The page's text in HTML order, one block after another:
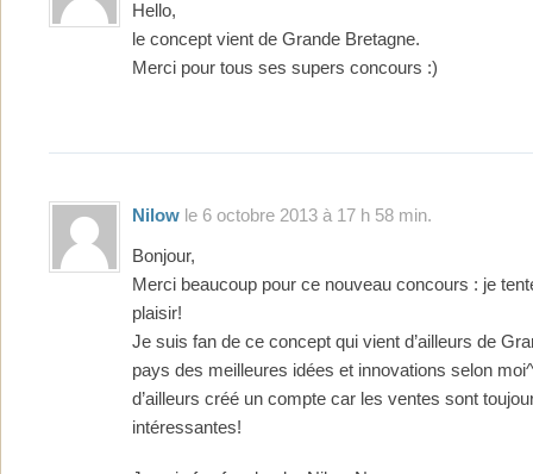
Hello,
le concept vient de Grande Bretagne.
Merci pour tous ses supers concours :)
Nilow le 6 octobre 2013 à 17 h 58 min.
Bonjour,
Merci beaucoup pour ce nouveau concours : je
plaisir!
Je suis fan de ce concept qui vient d’ailleurs de
pays des meilleures idées et innovations selon
d’ailleurs créé un compte car les ventes sont
intéressantes!